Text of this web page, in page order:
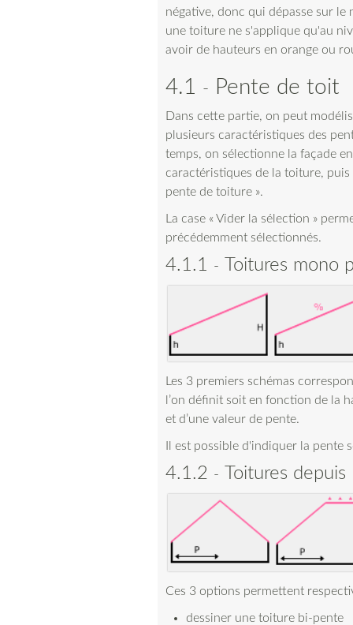
négative, donc qui dépasse sur le
une toiture ne s'applique qu'au
avoir de hauteurs en orange ou
4.1 Pente de toit
Dans cette partie, on peut
plusieurs caractéristiques des
temps, on sélectionne la façade
caractéristiques de la toiture,
pente de toiture ».
La case « Vider la sélection »
précédemment sélectionnés.
4.1.1 Toitures mono
Les 3 premiers schémas
l’on définit soit en fonction de la
et d’une valeur de pente.
Il est possible d'indiquer la pente
4.1.2 Toitures
Ces 3 options permettent
dessiner une toiture bi-pente